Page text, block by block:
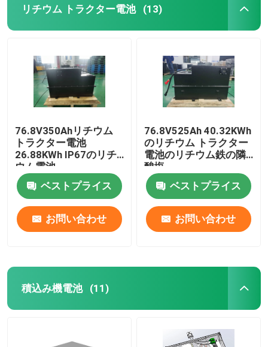
リチウム トラクター電池 (13)
76.8V350Ahリチウム
トラクター電池
26.88KWh IP67のリチ
ウム電池
ベストプライス
お問い合わせ
76.8V525Ah 40.32KWh
のリチウム トラクター
電池のリチウム鉄の隣
酸塩
ベストプライス
お問い合わせ
積込み機電池 (11)